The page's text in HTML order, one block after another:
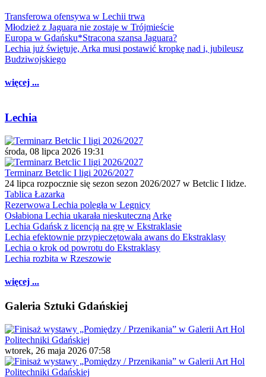
Transferowa ofensywa w Lechii trwa
Młodzież z Jaguara nie zostaje w Trójmieście
Europa w Gdańsku*Stracona szansa Jaguara?
Lechia już świętuje, Arka musi postawić kropkę nad i, jubileusz
Budziwojskiego
więcej ...
Lechia
środa, 08 lipca 2026 19:31
Terminarz Betclic I ligi 2026/2027
24 lipca rozpocznie się sezon sezon 2026/2027 w Betclic I lidze.
Tablica Łazarka
Rezerwowa Lechia poległa w Legnicy
Osłabiona Lechia ukarała nieskuteczną Arkę
Lechia Gdańsk z licencją na grę w Ekstraklasie
Lechia efektownie przypieczętowała awans do Ekstraklasy
Lechia o krok od powrotu do Ekstraklasy
Lechia rozbita w Rzeszowie
więcej ...
Galeria Sztuki Gdańskiej
wtorek, 26 maja 2026 07:58